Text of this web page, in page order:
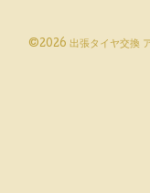
©2026 出張タイヤ交換